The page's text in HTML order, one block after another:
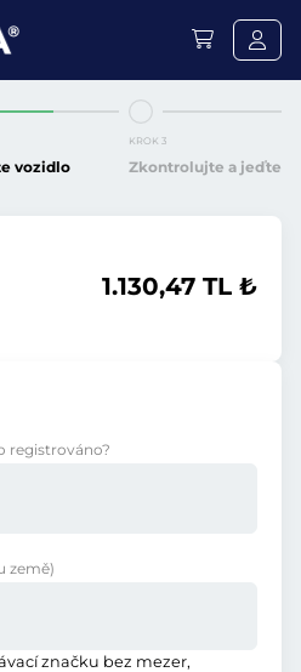
vozidlo
KROK 3
Zkontrolujte a jeďte
1.130,47 TL ₺
registrováno?
země)
značku bez mezer,